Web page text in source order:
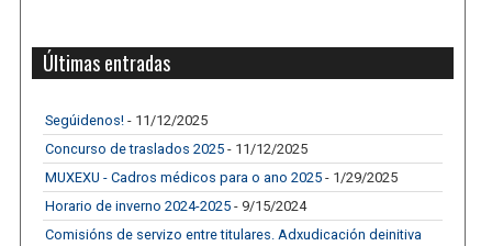
Últimas entradas
Segúidenos! - 11/12/2025
Concurso de traslados 2025 - 11/12/2025
MUXEXU - Cadros médicos para o ano 2025 - 1/29/2025
Horario de inverno 2024-2025 - 9/15/2024
Comisións de servizo entre titulares. Adxudicación deinitiva